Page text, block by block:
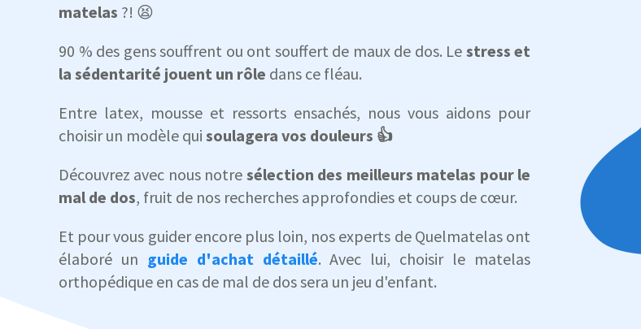
matelas ?! 😫
90 % des gens souffrent ou ont souffert de maux de dos. Le stress et
la sédentarité jouent un rôle dans ce fléau.
Entre latex, mousse et ressorts ensachés, nous vous aidons pour
choisir un modèle qui soulagera vos douleurs 👍
Découvrez avec nous notre sélection des meilleurs matelas pour le
mal de dos, fruit de nos recherches approfondies et coups de cœur.
Et pour vous guider encore plus loin, nos experts de Quelmatelas ont
élaboré un guide d'achat détaillé. Avec lui, choisir le matelas
orthopédique en cas de mal de dos sera un jeu d'enfant.